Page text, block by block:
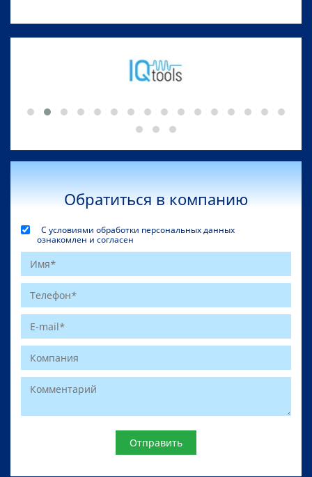
Обратиться в компанию
С условиями обработки персональных данных
ознакомлен и согласен